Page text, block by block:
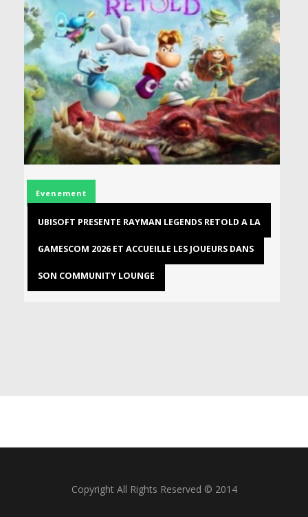
Evenement
UBISOFT PRESENTE RAYMAN LEGENDS RETOLD A LA
GAMESCOM 2026 ET ACCUEILLE LES JOUEURS DANS
SON COMMUNITY LOUNGE
Copyright All Rights Reserved © 2014